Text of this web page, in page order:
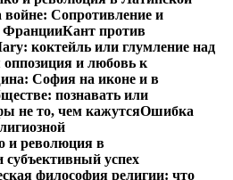
войне: Сопротивление и
ФранцииКант против
коктейль или глумление над
оппозиция и любовь к
София на иконе и в
познавать или
не то, чем кажутсяОшибка
и революция в
успех
философия религии: что